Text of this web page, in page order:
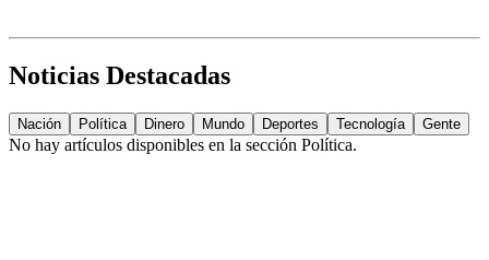
Noticias Destacadas
Nación Política Dinero Mundo Deportes Tecnología Gente
No hay artículos disponibles en la sección Política.